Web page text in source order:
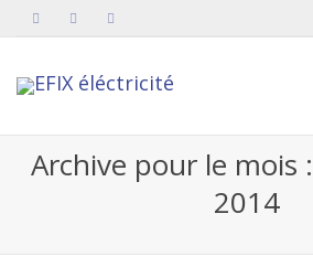
Archive pour le mois
2014